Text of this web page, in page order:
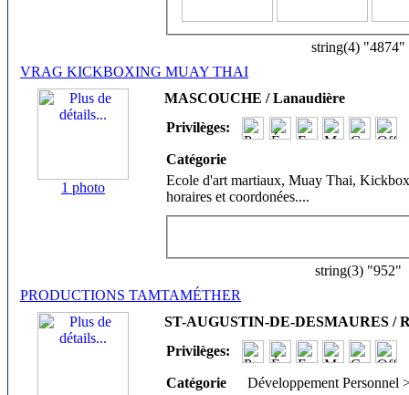
string(4) "4874"
VRAG KICKBOXING MUAY THAI
1 photo
MASCOUCHE / Lanaudière
Privilèges:
Catégorie
Ecole d'art martiaux, Muay Thai,
horaires et coordonées....
string(3) "952"
PRODUCTIONS TAMTAMÉTHER
ST-AUGUSTIN-DE-DESMAURES /
Privilèges:
Catégorie
Développement Personnel